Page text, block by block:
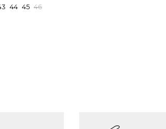
44 45 46